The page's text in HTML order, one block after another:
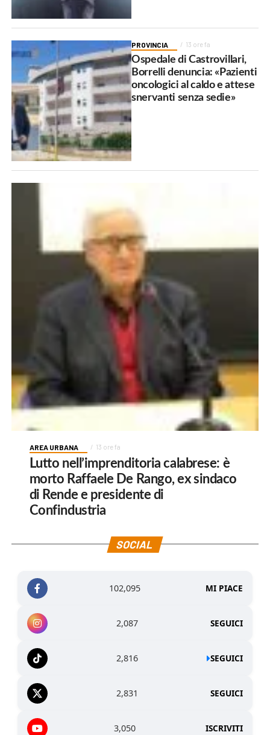
PROVINCIA 13 ore fa
Ospedale di Castrovillari,
Borrelli denuncia: «Pazienti
oncologici al caldo e attese
snervanti senza sedie»
AREA URBANA 13 ore fa
Lutto nell’imprenditoria calabrese: è
morto Raffaele De Rango, ex sindaco
di Rende e presidente di
Confindustria
SOCIAL
102,095 MI PIACE
2,087 SEGUICI
2,816 SEGUICI
2,831 SEGUICI
3,050 ISCRIVITI